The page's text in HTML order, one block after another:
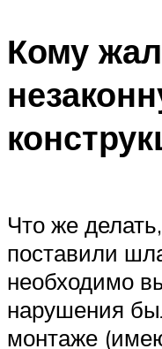
Кому
Что же
поставили
необходимо
нарушения
монтаже